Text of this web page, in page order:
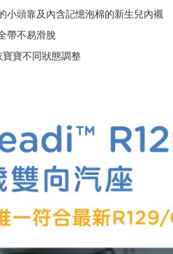
小頭靠及內含記憶泡棉的新生兒內襯
帶不易滑脫
寶不同狀態調整